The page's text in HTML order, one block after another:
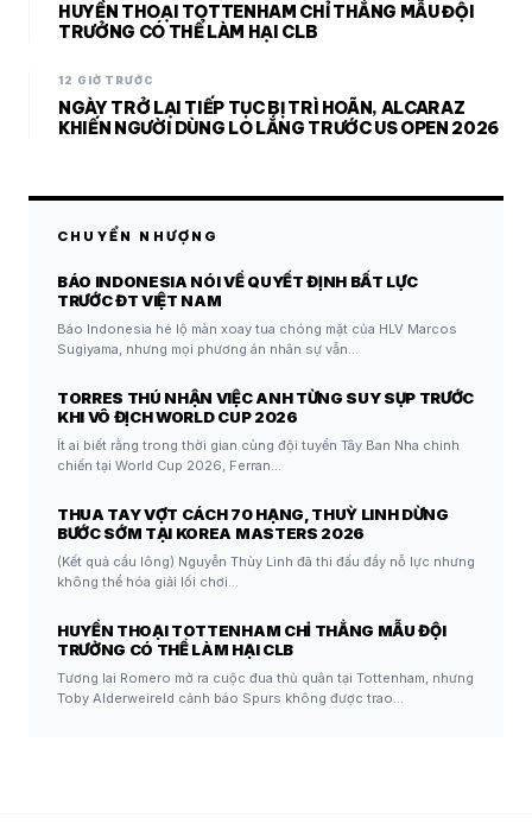
HUYỀN THOẠI TOTTENHAM CHỈ THẲNG MẪU ĐỘI
TRƯỞNG CÓ THỂ LÀM HẠI CLB
12 GIỜ TRƯỚC
NGÀY TRỞ LẠI TIẾP TỤC BỊ TRÌ HOÃN, ALCARAZ
KHIẾN NGƯỜI DÙNG LO LẮNG TRƯỚC US OPEN 2026
CHUYỂN NHƯỢNG
BÁO INDONESIA NÓI VỀ QUYẾT ĐỊNH BẤT LỰC
TRƯỚC ĐT VIỆT NAM
Báo Indonesia hé lộ màn xoay tua chóng mặt của HLV Marcos
Sugiyama, nhưng mọi phương án nhân sự vẫn…
TORRES THÚ NHẬN VIỆC ANH TỪNG SUY SỤP TRƯỚC
KHI VÔ ĐỊCH WORLD CUP 2026
Ít ai biết rằng trong thời gian cùng đội tuyển Tây Ban Nha chinh
chiến tại World Cup 2026, Ferran…
THUA TAY VỢT CÁCH 70 HẠNG, THUỲ LINH DỪNG
BƯỚC SỚM TẠI KOREA MASTERS 2026
(Kết quả cầu lông) Nguyễn Thùy Linh đã thi đấu đầy nỗ lực nhưng
không thể hóa giải lối chơi…
HUYỀN THOẠI TOTTENHAM CHỈ THẲNG MẪU ĐỘI
TRƯỞNG CÓ THỂ LÀM HẠI CLB
Tương lai Romero mở ra cuộc đua thủ quân tại Tottenham, nhưng
Toby Alderweireld cảnh báo Spurs không được trao…